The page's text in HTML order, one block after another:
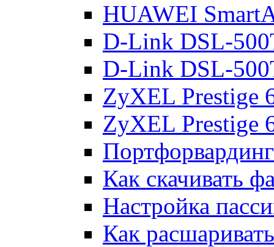
HUAWEI
D-Link DSL-
D-Link DSL-
ZyXEL Prestige
ZyXEL Prestige
Портфорвардинг
Как скачивать
Настройка
Как